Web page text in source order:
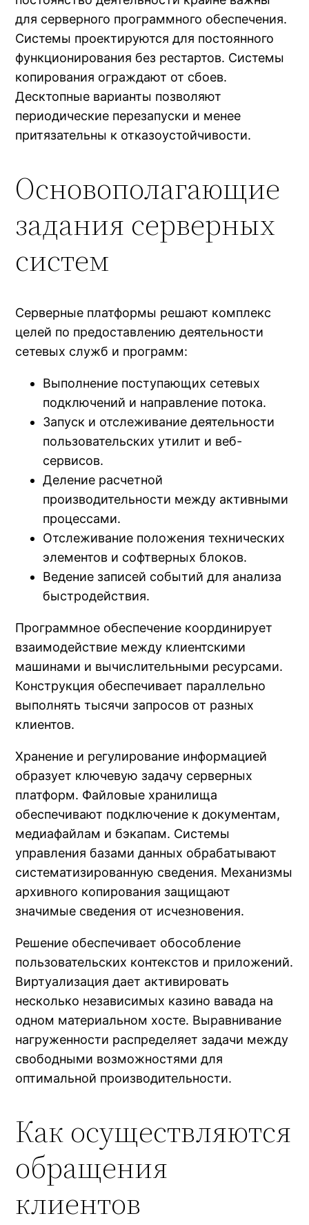
для серверного программного обеспечения.
Системы проектируются для постоянного
функционирования без рестартов. Системы
копирования ограждают от сбоев.
Десктопные варианты позволяют
периодические перезапуски и менее
притязательны к отказоустойчивости.
Основополагающие
задания серверных
систем
Серверные платформы решают комплекс
целей по предоставлению деятельности
сетевых служб и программ:
Выполнение поступающих сетевых
подключений и направление потока.
Запуск и отслеживание деятельности
пользовательских утилит и веб-
сервисов.
Деление расчетной
производительности между активными
процессами.
Отслеживание положения технических
элементов и софтверных блоков.
Ведение записей событий для анализа
быстродействия.
Программное обеспечение координирует
взаимодействие между клиентскими
машинами и вычислительными ресурсами.
Конструкция обеспечивает параллельно
выполнять тысячи запросов от разных
клиентов.
Хранение и регулирование информацией
образует ключевую задачу серверных
платформ. Файловые хранилища
обеспечивают подключение к документам,
медиафайлам и бэкапам. Системы
управления базами данных обрабатывают
систематизированную сведения. Механизмы
архивного копирования защищают
значимые сведения от исчезновения.
Решение обеспечивает обособление
пользовательских контекстов и приложений.
Виртуализация дает активировать
несколько независимых казино вавада на
одном материальном хосте. Выравнивание
нагруженности распределяет задачи между
свободными возможностями для
оптимальной производительности.
Как осуществляются
обращения
клиентов